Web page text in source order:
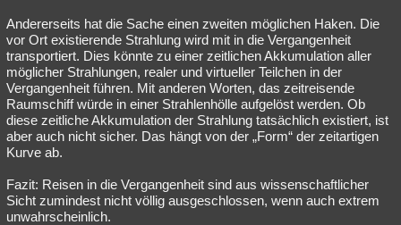
Andererseits hat die Sache einen zweiten möglichen Haken. Die
vor Ort existierende Strahlung wird mit in die Vergangenheit
transportiert. Dies könnte zu einer zeitlichen Akkumulation aller
möglicher Strahlungen, realer und virtueller Teilchen in der
Vergangenheit führen. Mit anderen Worten, das zeitreisende
Raumschiff würde in einer Strahlenhölle aufgelöst werden. Ob
diese zeitliche Akkumulation der Strahlung tatsächlich existiert, ist
aber auch nicht sicher. Das hängt von der „Form“ der zeitartigen
Kurve ab.
Fazit: Reisen in die Vergangenheit sind aus wissenschaftlicher
Sicht zumindest nicht völlig ausgeschlossen, wenn auch extrem
unwahrscheinlich.